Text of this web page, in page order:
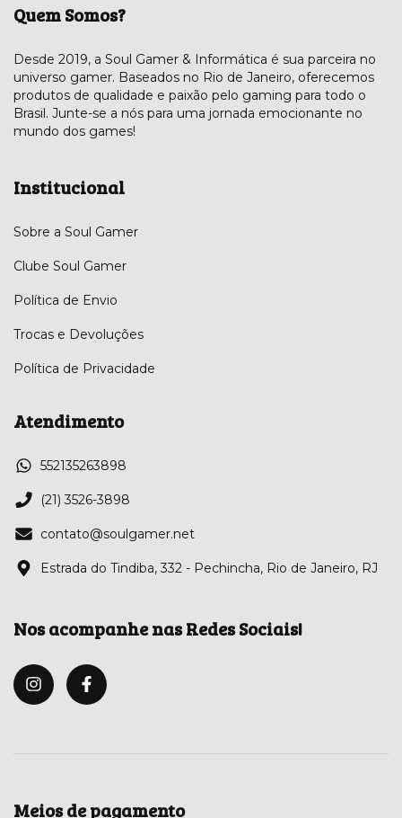
Quem Somos?
Desde 2019, a Soul Gamer & Informática é sua parceira no
universo gamer. Baseados no Rio de Janeiro, oferecemos
produtos de qualidade e paixão pelo gaming para todo o
Brasil. Junte-se a nós para uma jornada emocionante no
mundo dos games!
Institucional
Sobre a Soul Gamer
Clube Soul Gamer
Política de Envio
Trocas e Devoluções
Política de Privacidade
Atendimento
552135263898
(21) 3526-3898
contato@soulgamer.net
Estrada do Tindiba, 332 - Pechincha, Rio de Janeiro, RJ
Nos acompanhe nas Redes Sociais!
Meios de pagamento